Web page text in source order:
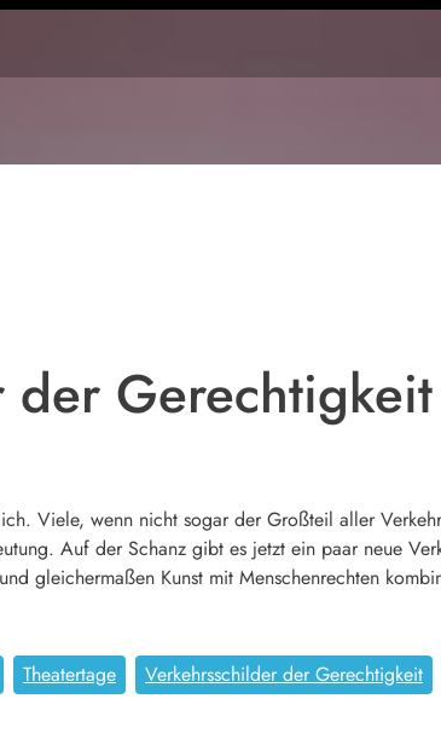
der Gerechtigkeit
Viele, wenn nicht sogar der Großteil aller
Auf der Schanz gibt es jetzt ein paar neue
gleichermaßen Kunst mit Menschenrechten
Theatertage Verkehrsschilder der Gerechtigkeit